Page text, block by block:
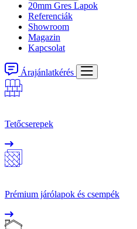
20mm Gres Lapok
Referenciák
Showroom
Magazin
Kapcsolat
Árajánlatkérés
Tetőcserepek
Prémium járólapok és csempék